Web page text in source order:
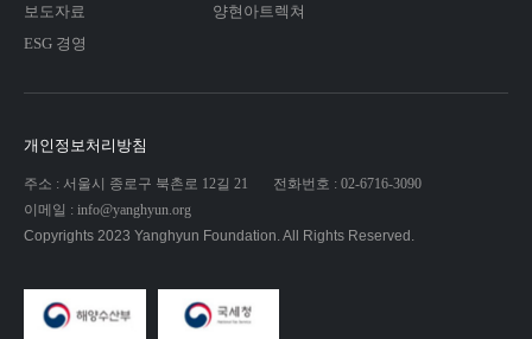
보도자료
ESG 경영
양현아트렉쳐
개인정보처리방침
주소 : 서울시 종로구 북촌로 12길 21
전화번호 : 02-6716-3090
이메일 : info@yanghyun.org
Copyrights 2023 Yanghyun Foundation. All Rights Reserved.